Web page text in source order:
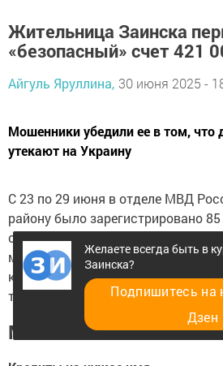
Жительница Заинска
«безопасный» счет 421
Айгуль Яруллина, 30 июня 2025 -
Мошенники убедили ее в том, что
утекают на Украину
С 23 по 29 июня в отделе МВД
району было зарегистрировано
сообщений о происшествиях.
мошенничества, 1 факт
компьютерной информации, а
транспортных происшествий.
Мошеннические
Желаете всегда быть в
Заинска?
Подпишитесь на
Дзен